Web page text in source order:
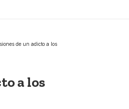
de un adicto a los
a los